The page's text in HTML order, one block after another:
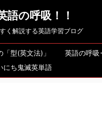
語の呼吸！！
く解説する英語学習ブログ
「型(英文法)」 英語の呼吸
にち鬼滅英単語